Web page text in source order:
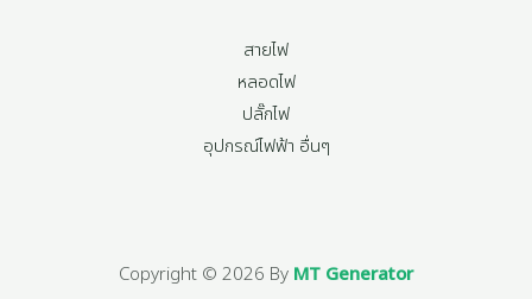
สายไฟ
หลอดไฟ
ปลั๊กไฟ
อุปกรณ์ไฟฟ้า อื่นๆ
Copyright © 2026 By MT Generator